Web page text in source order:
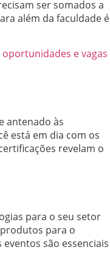
ser somados a
além da faculdade é
oportunidades e vagas
antenado às
está em dia com os
revelam o
para o seu setor
para o
são essenciais